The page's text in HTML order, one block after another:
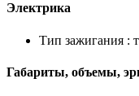
Электрика
Тип зажигания :
Габариты, объемы,